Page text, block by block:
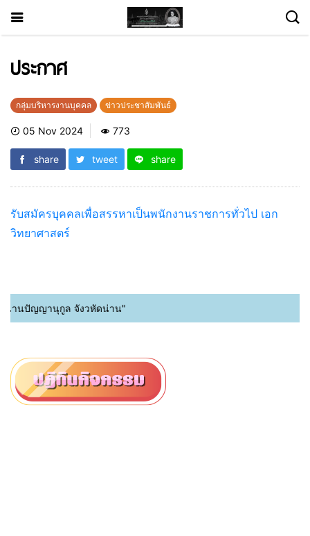
ประกาศ
กลุ่มบริหารงานบุคคล ข่าวประชาสัมพันธ์
05 Nov 2024 773
share tweet share
รับสมัครบุคคลเพื่อสรรหาเป็นพนักงานราชการทั่วไป เอก
วิทยาศาสตร์
นปัญญานุกูล จังวหัดน่าน"